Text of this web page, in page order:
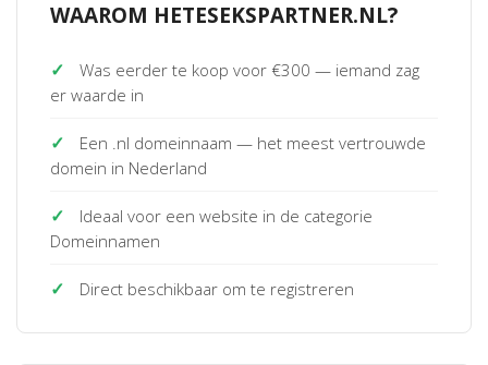
WAAROM HETESEKSPARTNER.NL?
✓
Was eerder te koop voor €300 — iemand zag
er waarde in
✓
Een .nl domeinnaam — het meest vertrouwde
domein in Nederland
✓
Ideaal voor een website in de categorie
Domeinnamen
✓ Direct beschikbaar om te registreren